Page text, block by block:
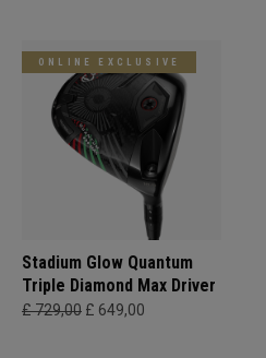
ONLINE EXCLUSIVE
Stadium Glow Quantum
Triple Diamond Max Driver
£ 729,00 £ 649,00